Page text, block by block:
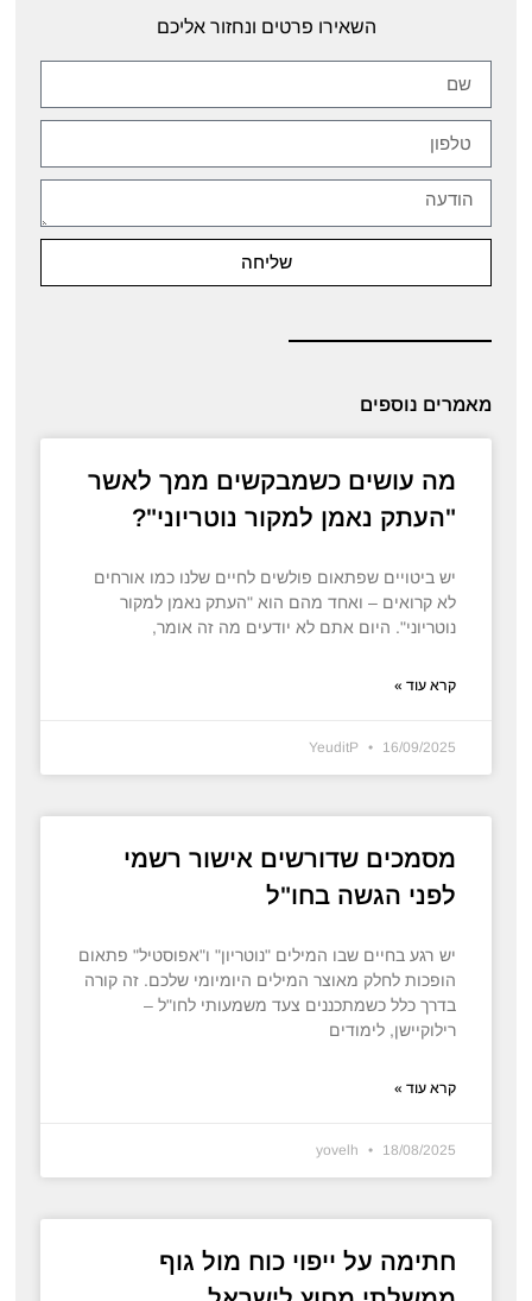
השאירו פרטים ונחזור אליכם
שליחה
מאמרים נוספים
מה עושים כשמבקשים ממך לאשר
"העתק נאמן למקור נוטריוני"?
יש ביטויים שפתאום פולשים לחיים שלנו כמו אורחים
לא קרואים – ואחד מהם הוא "העתק נאמן למקור
נוטריוני". היום אתם לא יודעים מה זה אומר,
קרא עוד »
YeuditP 16/09/2025
מסמכים שדורשים אישור רשמי
לפני הגשה בחו"ל
יש רגע בחיים שבו המילים "נוטריון" ו"אפוסטיל" פתאום
הופכות לחלק מאוצר המילים היומיומי שלכם. זה קורה
בדרך כלל כשמתכננים צעד משמעותי לחו"ל –
רילוקיישן, לימודים
קרא עוד »
yovelh 18/08/2025
חתימה על ייפוי כוח מול גוף